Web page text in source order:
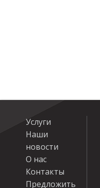
Услуги
Наши
новости
О нас
Контакты
Предложить